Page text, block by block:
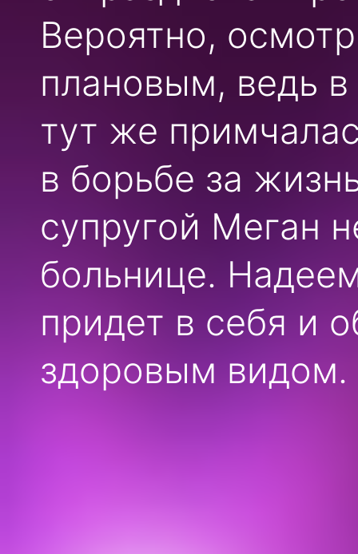
Вероятно,
плановым, ведь
тут же
в борьбе за
супругой Меган
больнице.
придет в себя и
здоровым видом.